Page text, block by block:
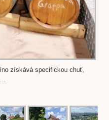
získává specifickou chuť,